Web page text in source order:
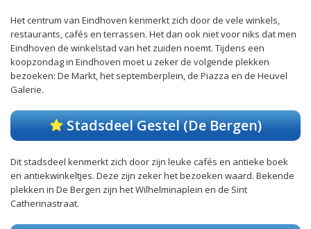
Het centrum van Eindhoven kenmerkt zich door de vele winkels,
restaurants, cafés en terrassen. Het dan ook niet voor niks dat men
Eindhoven de winkelstad van het zuiden noemt. Tijdens een
koopzondag in Eindhoven moet u zeker de volgende plekken
bezoeken: De Markt, het septemberplein, de Piazza en de Heuvel
Galerie.
Stadsdeel Gestel (De Bergen)
Dit stadsdeel kenmerkt zich door zijn leuke cafés en antieke boek
en antiekwinkeltjes. Deze zijn zeker het bezoeken waard. Bekende
plekken in De Bergen zijn het Wilhelminaplein en de Sint
Catherinastraat.